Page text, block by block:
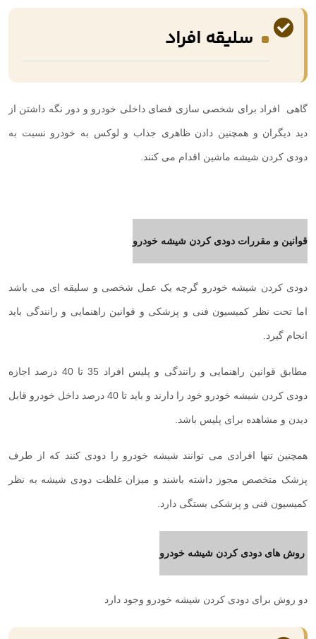
سلیقه افراد
گاهی افراد برای شخصی سازی فضای داخلی خودرو و دور نگه داشتن از
دید دیگران و همچنین دادن ظاهری جذاب و لوکس به خودرو نسبت به
دودی کردن شیشه ماشین اقدام می کنند.
قوانین و مقررات دودی کردن شیشه خودرو
دودی کردن شیشه خودرو گرچه یک عمل شخصی و سلیقه ای می باشد
اما تحت نظر کمیسیون فنی و پزشکی و قوانین راهنمایی و رانندگی باید
انجام گیرد.
مطابق قوانین راهنمایی و رانندگی و پلیس افراد 35 تا 40 درصد اجازه
دودی کردن شیشه خودرو خود را دارند و باید تا 40 درصد داخل خودرو قابل
دیدن و مشاهده برای پلیس باشد.
همچنین تنها افرادی می توانند شیشه خودرو را دودی کنند که از طرف
پزشک متخصص مجوز داشته باشند و میزان غلظت دودی شیشه به نظر
کمیسیون فنی و پزشکی بستگی دارد.
روش های دودی کردن شیشه خودرو
دو روش برای دودی کردن شیشه خودرو وجود دارد